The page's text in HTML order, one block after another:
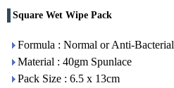
Square Wet Wipe Pack
Formula : Normal or Anti-Bacterial
Material : 40gm Spunlace
Pack Size : 6.5 x 13cm